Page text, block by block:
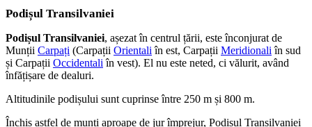
Podișul Transilvaniei
Podișul Transilvaniei, așezat în centrul țării, este înconjurat de
Munții Carpați (Carpații Orientali în est, Carpații Meridionali în sud
și Carpații Occidentali în vest). El nu este neted, ci vălurit, având
înfățișare de dealuri.
Altitudinile podișului sunt cuprinse între 250 m și 800 m.
Închis astfel de munți aproape de jur împrejur, Podișul Transilvaniei